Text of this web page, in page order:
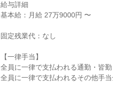
給与詳細
基本給：月給 27万9000円 〜
固定残業代：なし
【一律手当】
全員に一律で支払われる通勤・皆
全員に一律で支払われるその他手